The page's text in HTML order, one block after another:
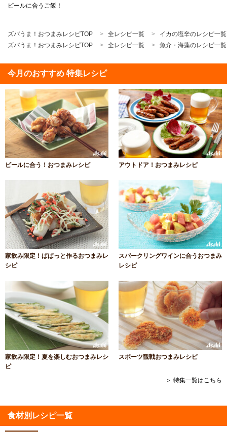
ビールに合うご飯！
ズバうま！おつまみレシピTOP 全レシピ一覧
イカの塩辛のレシピ一覧
ズバうま！おつまみレシピTOP
全レシピ一覧 魚介・海藻のレシピ一覧
今月のおすすめ 特集レシピ
ビールに合う！おつまみレシピ アウトドア！おつまみレシピ
家飲み限定！ぱぱっと作るおつまみレ
シピ
スパークリングワインに合うおつまみ
レシピ
家飲み限定！夏を楽しむおつまみレシ
ピ
スポーツ観戦おつまみレシピ
＞ 特集一覧はこちら
食材別レシピ一覧